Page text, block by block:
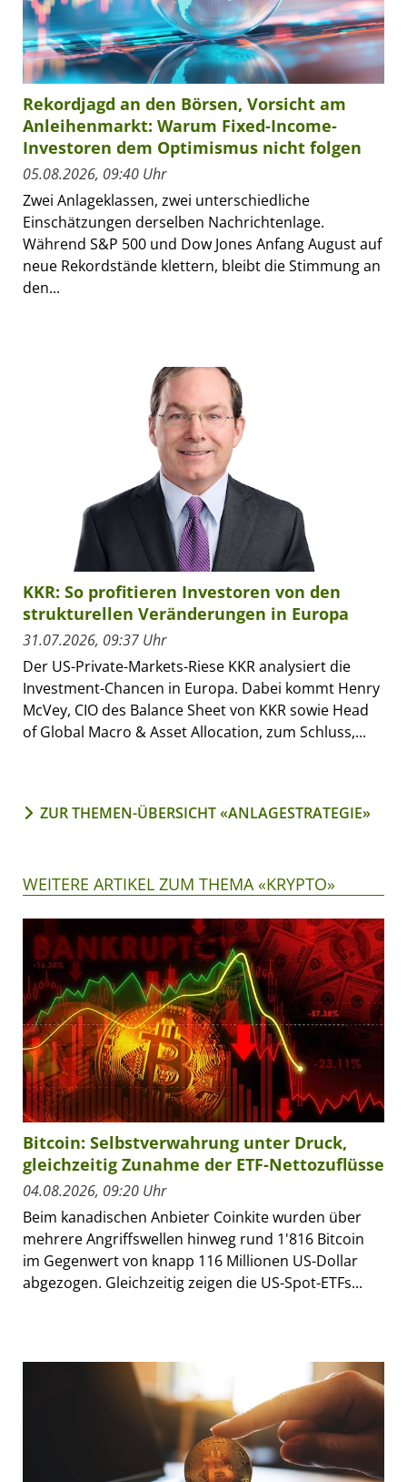
Rekordjagd an den Börsen, Vorsicht am
Anleihenmarkt: Warum Fixed-Income-
Investoren dem Optimismus nicht folgen
05.08.2026, 09:40 Uhr
Zwei Anlageklassen, zwei unterschiedliche
Einschätzungen derselben Nachrichtenlage.
Während S&P 500 und Dow Jones Anfang August auf
neue Rekordstände klettern, bleibt die Stimmung an
den...
KKR: So profitieren Investoren von den
strukturellen Veränderungen in Europa
31.07.2026, 09:37 Uhr
Der US-Private-Markets-Riese KKR analysiert die
Investment-Chancen in Europa. Dabei kommt Henry
McVey, CIO des Balance Sheet von KKR sowie Head
of Global Macro & Asset Allocation, zum Schluss,...
ZUR THEMEN-ÜBERSICHT «ANLAGESTRATEGIE»
WEITERE ARTIKEL ZUM THEMA «KRYPTO»
Bitcoin: Selbstverwahrung unter Druck,
gleichzeitig Zunahme der ETF-Nettozuflüsse
04.08.2026, 09:20 Uhr
Beim kanadischen Anbieter Coinkite wurden über
mehrere Angriffswellen hinweg rund 1'816 Bitcoin
im Gegenwert von knapp 116 Millionen US-Dollar
abgezogen. Gleichzeitig zeigen die US-Spot-ETFs...